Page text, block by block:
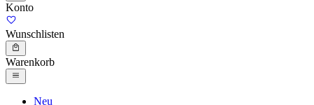
Konto
Wunschlisten
Warenkorb
Neu